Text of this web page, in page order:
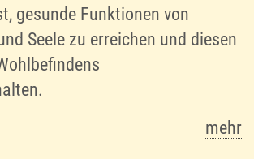
gesunde Funktionen von
Seele zu erreichen und diesen
mehr